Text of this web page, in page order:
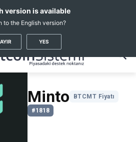
(BTCMT)
Minto
BTCMT Fiyatı
#1818
version is available
to the English version?
YES